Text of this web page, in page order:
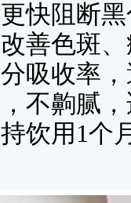
快阻断
善色斑
吸收率
不齁腻
饮用1个